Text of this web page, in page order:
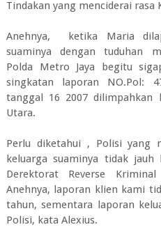
Tindakan yang menciderai rasa
Anehnya, ketika Maria
suaminya dengan tuduhan
Polda Metro Jaya begitu
singkatan laporan NO.Pol:
tanggal 16 2007 dilimpahkan
Utara.
Perlu diketahui , Polisi yang
keluarga suaminya tidak
Derektorat Reverse
Anehnya, laporan klien kami
tahun, sementara laporan
Polisi, kata Alexius.